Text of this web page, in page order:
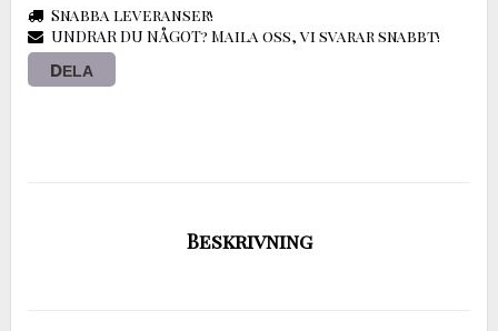
Snabba leveranser!
UNDRAR DU NÅGOT? Maila oss, vi svarar snabbt!
DELA
Beskrivning